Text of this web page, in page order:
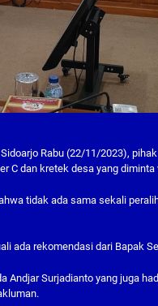
Rabu (22/11/2023),
C dan kretek desa yang diminta
tidak ada sama sekali
ada rekomendasi dari Bapak
Andjar Surjadianto yang juga